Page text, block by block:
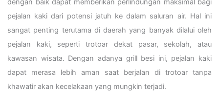
dengan baik dapat memberikan perlindungan maksimal bagi
pejalan kaki dari potensi jatuh ke dalam saluran air. Hal ini
sangat penting terutama di daerah yang banyak dilalui oleh
pejalan kaki, seperti trotoar dekat pasar, sekolah, atau
kawasan wisata. Dengan adanya grill besi ini, pejalan kaki
dapat merasa lebih aman saat berjalan di trotoar tanpa
khawatir akan kecelakaan yang mungkin terjadi.